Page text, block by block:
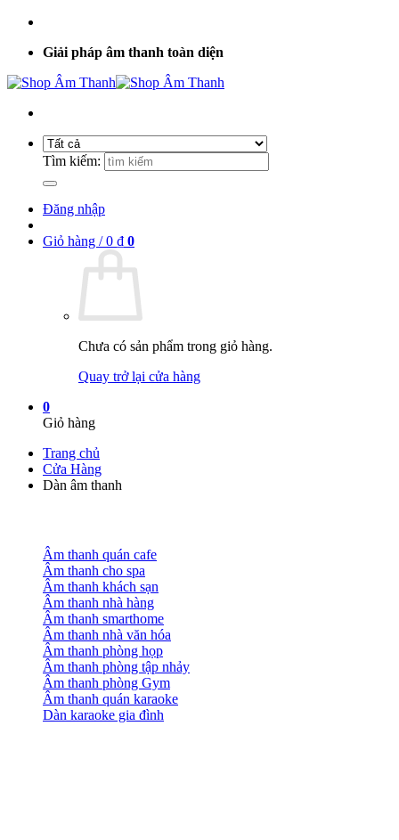
Giải pháp âm thanh toàn diện
Tìm kiếm:
Đăng nhập
Giỏ hàng /0 ₫ 0
Chưa có sản phẩm trong giỏ hàng.
Quay trở lại cửa hàng
0
Giỏ hàng
Trang chủ
Cửa Hàng
Dàn âm thanh
Âm thanh quán cafe
Âm thanh cho spa
Âm thanh khách sạn
Âm thanh nhà hàng
Âm thanh smarthome
Âm thanh nhà văn hóa
Âm thanh phòng họp
Âm thanh phòng tập nhảy
Âm thanh phòng Gym
Âm thanh quán karaoke
Dàn karaoke gia đình